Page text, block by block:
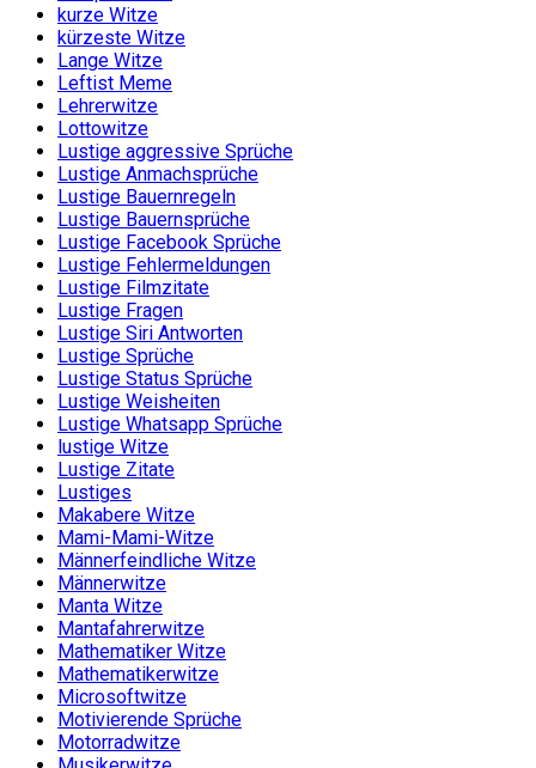
kurze Witze
kürzeste Witze
Lange Witze
Leftist Meme
Lehrerwitze
Lottowitze
Lustige aggressive Sprüche
Lustige Anmachsprüche
Lustige Bauernregeln
Lustige Bauernsprüche
Lustige Facebook Sprüche
Lustige Fehlermeldungen
Lustige Filmzitate
Lustige Fragen
Lustige Siri Antworten
Lustige Sprüche
Lustige Status Sprüche
Lustige Weisheiten
Lustige Whatsapp Sprüche
lustige Witze
Lustige Zitate
Lustiges
Makabere Witze
Mami-Mami-Witze
Männerfeindliche Witze
Männerwitze
Manta Witze
Mantafahrerwitze
Mathematiker Witze
Mathematikerwitze
Microsoftwitze
Motivierende Sprüche
Motorradwitze